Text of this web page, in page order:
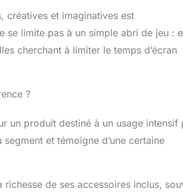
créatives et imaginatives est
se limite pas à un simple abri de jeu :
cherchant à limiter le temps d’écran
?
un produit destiné à un usage intensif
et témoigne d’une certaine
de ses accessoires inclus,